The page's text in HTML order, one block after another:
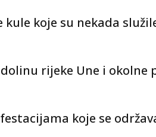
koje su nekada
rijeke Une i okolne
koje se